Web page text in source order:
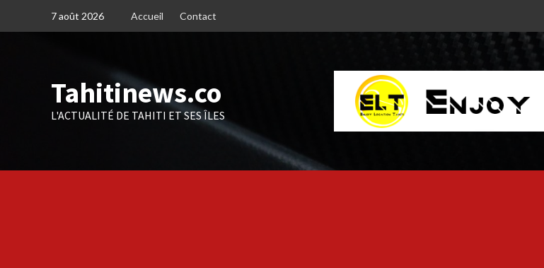
7 août 2026 Accueil Contact
Tahitinews.co
L'ACTUALITÉ DE TAHITI ET SES ÎLES